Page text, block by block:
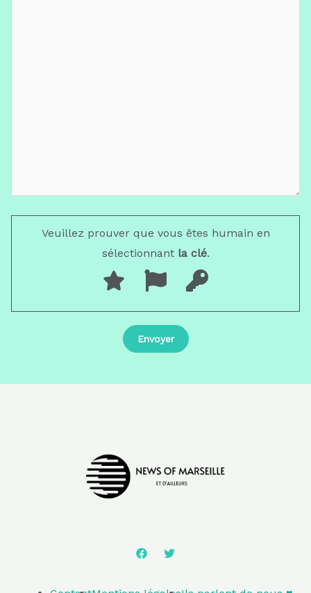
Veuillez prouver que vous êtes humain en
sélectionnantla clé.